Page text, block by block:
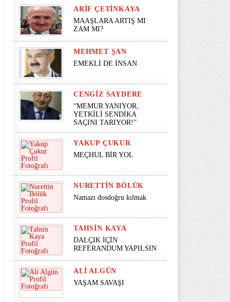
ARIF ÇETINKAYA
MAAŞLARA ARTIŞ MI
ZAM MI?
MEHMET ŞAN
EMEKLİ DE İNSAN
CENGIZ SAYDERE
“MEMUR YANIYOR,
YETKİLİ SENDİKA
SAÇINI TARIYOR!”
YAKUP ÇUKUR
MEÇHUL BİR YOL
NURETTIN BÖLÜK
Namazı dosdoğru kılmak
TAHSIN KAYA
DALÇIK İÇİN
REFERANDUM YAPILSIN
ALI ALGÜN
YAŞAM SAVAŞI